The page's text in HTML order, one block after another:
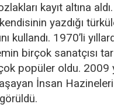
kayıt altına
yazdığı
kullandı. 1970’li
birçok sanatçısı
popüler oldu. 2009
İnsan